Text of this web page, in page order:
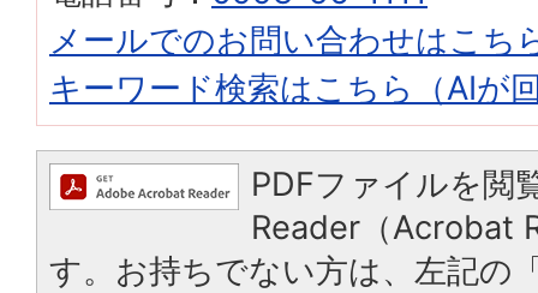
メールでのお問い合わせはこち
キーワード検索はこちら（AIが
PDFファイルを閲
Reader（Acrobat
す。お持ちでない方は、左記の